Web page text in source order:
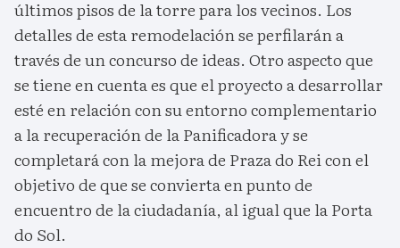
últimos pisos de la torre para los vecinos. Los
detalles de esta remodelación se perfilarán a
través de un concurso de ideas. Otro aspecto que
se tiene en cuenta es que el proyecto a desarrollar
esté en relación con su entorno complementario
a la recuperación de la Panificadora y se
completará con la mejora de Praza do Rei con el
objetivo de que se convierta en punto de
encuentro de la ciudadanía, al igual que la Porta
do Sol.